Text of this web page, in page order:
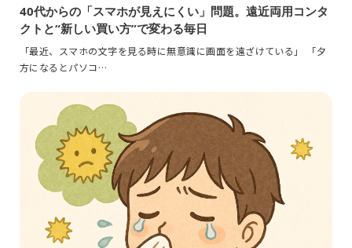
40代からの「スマホが見えにくい」問題。遠近両用コンタ
クトと“新しい買い方”で変わる毎日
「最近、スマホの文字を見る時に無意識に画面を遠ざけている」 「夕
方になるとパソコ…